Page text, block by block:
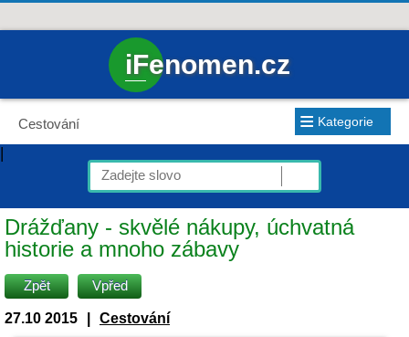
iFenomen.cz
Cestování ≡ Kategorie
|
Drážďany - skvělé nákupy, úchvatná
historie a mnoho zábavy
Zpět Vpřed
27.10 2015 Cestování